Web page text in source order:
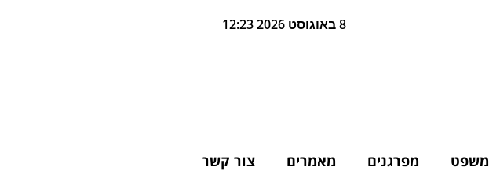
8 באוגוסט 2026 12:23
משפט מפרגנים מאמרים צור קשר